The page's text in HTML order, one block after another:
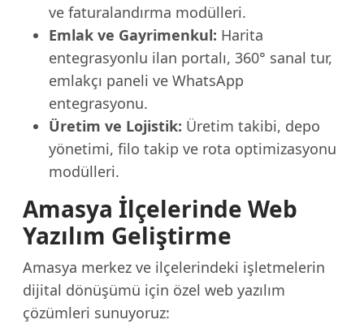
ve faturalandırma modülleri.
Emlak ve Gayrimenkul: Harita
entegrasyonlu ilan portalı, 360° sanal tur,
emlakçı paneli ve WhatsApp
entegrasyonu.
Üretim ve Lojistik: Üretim takibi, depo
yönetimi, filo takip ve rota optimizasyonu
modülleri.
Amasya İlçelerinde Web
Yazılım Geliştirme
Amasya merkez ve ilçelerindeki işletmelerin
dijital dönüşümü için özel web yazılım
çözümleri sunuyoruz: